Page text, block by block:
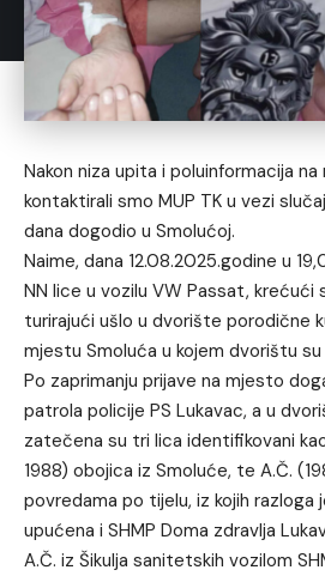
Nakon niza upita i poluinformacija
kontaktirali smo MUP TK u vezi
dana dogodio u Smolućoj.
Naime, dana 12.08.2025.godine u
NN lice u vozilu VW Passat, krećući
turirajući ušlo u dvorište porodične
mjestu Smoluća u kojem dvorištu
Po zaprimanju prijave na mjesto
patrola policije PS Lukavac, a u
zatečena su tri lica identifikovani
1988) obojica iz Smoluće, te A.Č.
povredama po tijelu, iz kojih razloga
upućena i SHMP Doma zdravlja
A.Č. iz Šikulja sanitetskih vozilom